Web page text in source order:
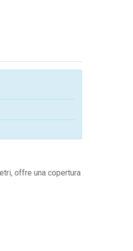
offre una copertura